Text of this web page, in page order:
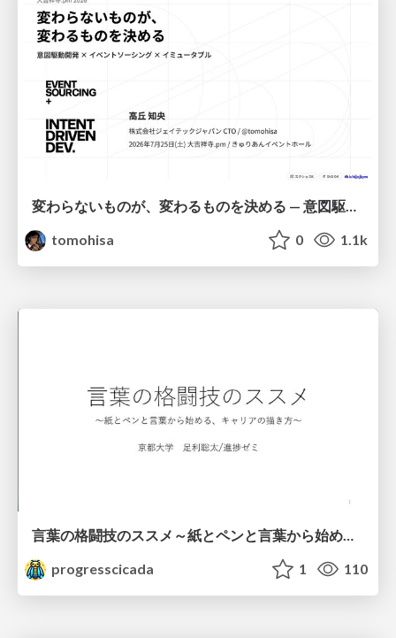
tomohisa
0 1.1k
言葉の格闘技のススメ～紙とペンと言葉から始める、キャリアの描き方～
progresscicada
1 110